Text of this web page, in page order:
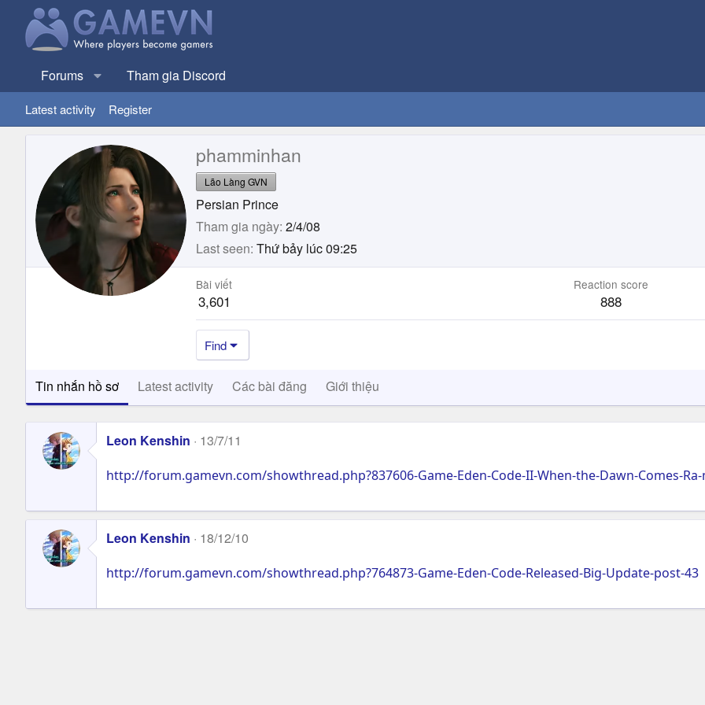
Forums Tham gia Discord
Latest activity Register
phamminhan
Lão Làng GVN
Persian Prince
Tham gia ngày 2/4/08
Last seen Thứ bảy lúc 09:25
Bài viết
3,601
Reaction score
888
Find
Tin nhắn hồ sơ Latest activity Các bài đăng Giới thiệu
Leon Kenshin 13/7/11
http://forum.gamevn.com/showthread.php?837606-Game-Eden-Code-II-When-the-Dawn-Comes-
Leon Kenshin 18/12/10
http://forum.gamevn.com/showthread.php?764873-Game-Eden-Code-Released-Big-Update-post-43